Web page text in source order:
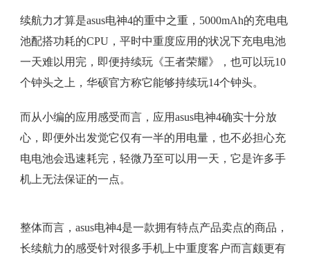
续航力才算是asus电神4的重中之重，5000mAh的充电电
池配搭功耗的CPU，平时中重度应用的状况下充电电池
一天难以用完，即便持续玩《王者荣耀》，也可以玩10
个钟头之上，华硕官方称它能够持续玩14个钟头。
而从小编的应用感受而言，应用asus电神4确实十分放
心，即便外出发觉它仅有一半的用电量，也不必担心充
电电池会迅速耗完，轻微乃至可以用一天，它是许多手
机上无法保证的一点。
整体而言，asus电神4是一款拥有特点产品卖点的商品，
长续航力的感受针对很多手机上中重度客户而言颇更有